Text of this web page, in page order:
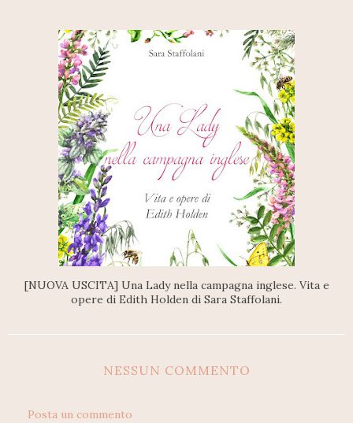
[NUOVA USCITA] Una Lady nella campagna inglese. Vita e
opere di Edith Holden di Sara Staffolani.
NESSUN COMMENTO
Posta un commento